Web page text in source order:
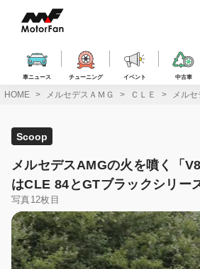
ス
車ニュース チューニング イベント 中古車
HOME メルセデスＡＭＧ ＣＬＥ メル
Scoop
メルセデスAMGの火を噴く「
はCLE 84とGTブラックシリー
写真12枚目